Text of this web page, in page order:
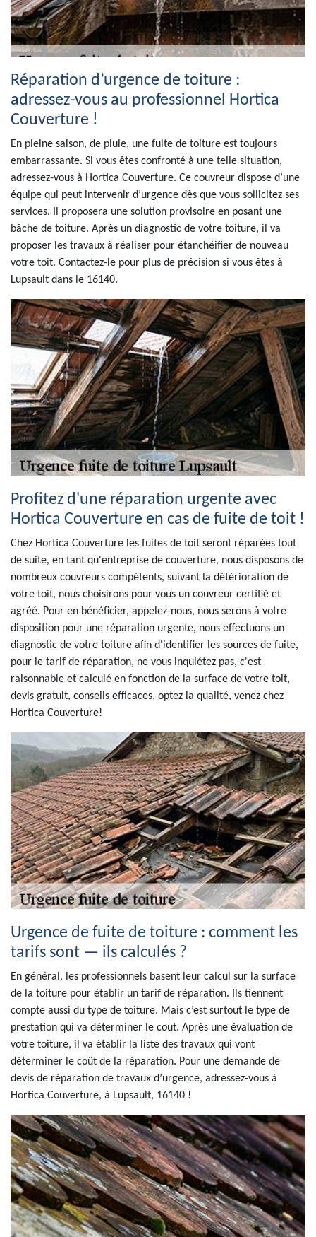
Réparation d’urgence de toiture :
adressez-vous au professionnel Hortica
Couverture !
En pleine saison, de pluie, une fuite de toiture est toujours
embarrassante. Si vous êtes confronté à une telle situation,
adressez-vous à Hortica Couverture. Ce couvreur dispose d’une
équipe qui peut intervenir d’urgence dès que vous sollicitez ses
services. Il proposera une solution provisoire en posant une
bâche de toiture. Après un diagnostic de votre toiture, il va
proposer les travaux à réaliser pour étanchéifier de nouveau
votre toit. Contactez-le pour plus de précision si vous êtes à
Lupsault dans le 16140.
Profitez d'une réparation urgente avec
Hortica Couverture en cas de fuite de toit !
Chez Hortica Couverture les fuites de toit seront réparées tout
de suite, en tant qu'entreprise de couverture, nous disposons de
nombreux couvreurs compétents, suivant la détérioration de
votre toit, nous choisirons pour vous un couvreur certifié et
agréé. Pour en bénéficier, appelez-nous, nous serons à votre
disposition pour une réparation urgente, nous effectuons un
diagnostic de votre toiture afin d'identifier les sources de fuite,
pour le tarif de réparation, ne vous inquiétez pas, c'est
raisonnable et calculé en fonction de la surface de votre toit,
devis gratuit, conseils efficaces, optez la qualité, venez chez
Hortica Couverture!
Urgence de fuite de toiture : comment les
tarifs sont — ils calculés ?
En général, les professionnels basent leur calcul sur la surface
de la toiture pour établir un tarif de réparation. Ils tiennent
compte aussi du type de toiture. Mais c’est surtout le type de
prestation qui va déterminer le cout. Après une évaluation de
votre toiture, il va établir la liste des travaux qui vont
déterminer le coût de la réparation. Pour une demande de
devis de réparation de travaux d’urgence, adressez-vous à
Hortica Couverture, à Lupsault, 16140 !